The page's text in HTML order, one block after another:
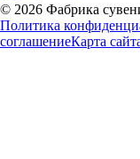
© 2026 Фабрика
Политика
соглашениеКарта